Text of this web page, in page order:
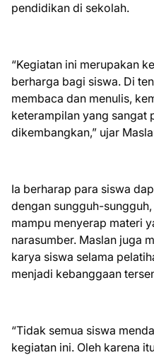
pendidikan di sekolah.
“Kegiatan ini merupakan
berharga bagi siswa. Di
membaca dan menulis,
keterampilan yang sangat
dikembangkan,” ujar
Ia berharap para siswa
dengan sungguh-
mampu menyerap materi
narasumber. Maslan juga
karya siswa selama
menjadi kebanggaan
“Tidak semua siswa
kegiatan ini. Oleh karena